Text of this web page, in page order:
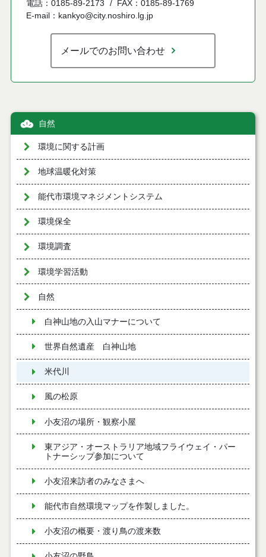
電話：0185-89-2173
FAX：0185-89-1769
E-mail：kankyo@city.noshiro.lg.jp
メールでのお問い合わせ
自然
環境に関する計画
地球温暖化対策
能代市環境マネジメントシステム
環境保全
環境調査
環境学習活動
自然
白神山地の入山マナーについて
世界自然遺産 白神山地
米代川
風の松原
小友沼の場所・観察小屋
東アジア・オーストラリア地域フライウェイ・パー
トナーシップ参加について
小友沼来訪者のみなさまへ
能代市自然環境マップを作製しました。
小友沼の概要・渡り鳥の渡来数